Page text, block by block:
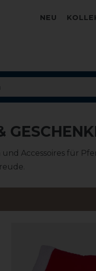
NEU
Accessoires für